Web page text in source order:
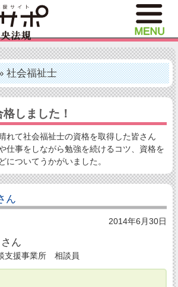
社会福祉士
しました！
れて社会福祉士の資格を取得した皆さん
仕事をしながら勉強を続けるコツ、資格を
についてうかがいました。
ん
2014年6月30日
ん
支援事業所 相談員